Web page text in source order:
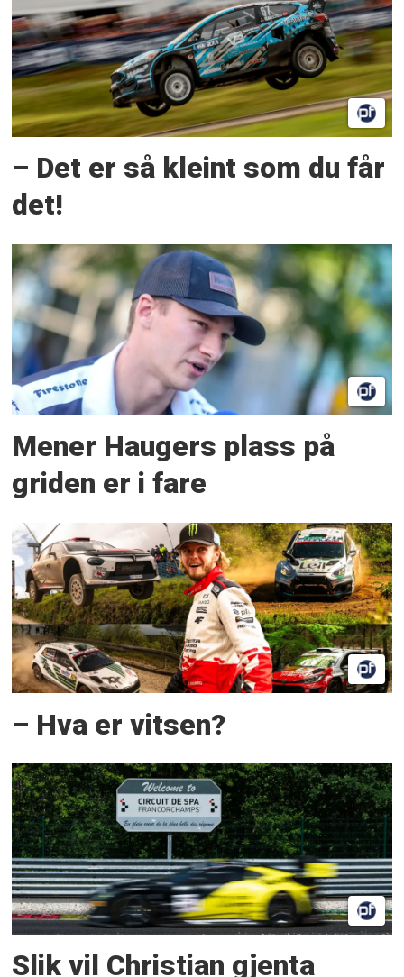
– Det er så kleint som du får
det!
Mener Haugers plass på
griden er i fare
– Hva er vitsen?
Slik vil Christian gjenta